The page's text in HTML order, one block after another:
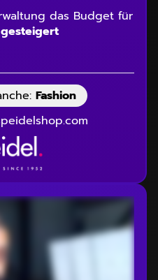
das Budget für
Fashion